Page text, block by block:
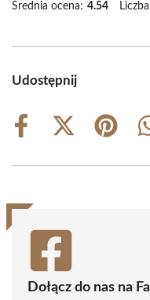
Średnia ocena: 4.54
Udostępnij
Share
Share
(Twitter)
Share
Dołącz do nas na